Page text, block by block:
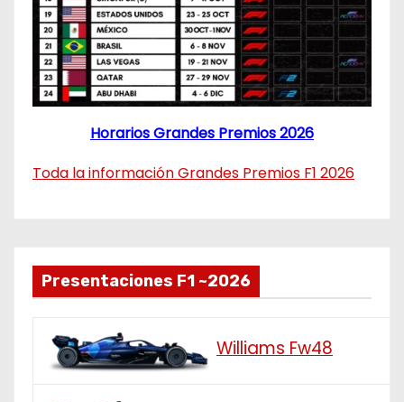
Horarios Grandes Premios 2026
Toda la información Grandes Premios F1 2026
Presentaciones F1 ~2026
Williams Fw48